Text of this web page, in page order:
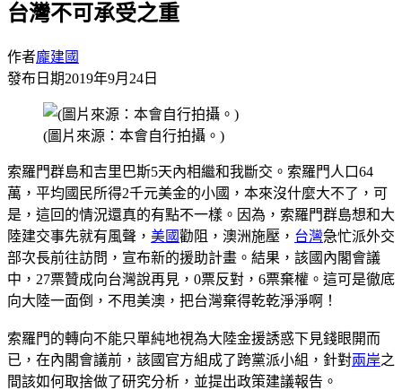
台灣不可承受之重
作者龐建國
發布日期2019年9月24日
(圖片來源：本會自行拍攝。)
索羅門群島和吉里巴斯5天內相繼和我斷交。索羅門人口64
萬，平均國民所得2千元美金的小國，本來沒什麼大不了，可
是，這回的情況還真的有點不一樣。因為，索羅門群島想和大
陸建交事先就有風聲， 美國勸阻，澳洲施壓， 台灣急忙派外交
部次長前往訪問，宣布新的援助計畫。結果，該國內閣會議
中，27票贊成向台灣說再見，0票反對，6票棄權。這可是徹底
向大陸一面倒，不甩美澳，把台灣棄得乾乾淨淨啊！
索羅門的轉向不能只單純地視為大陸金援誘惑下見錢眼開而
已，在內閣會議前，該國官方組成了跨黨派小組，針對兩岸之
間該如何取捨做了研究分析，並提出政策建議報告。